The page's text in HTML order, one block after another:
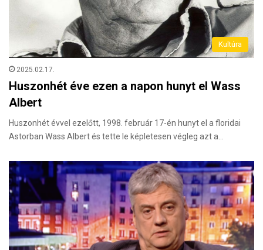
Kultúra
2025.02.17.
Huszonhét éve ezen a napon hunyt el Wass
Albert
Huszonhét évvel ezelőtt, 1998. február 17-én hunyt el a floridai
Astorban Wass Albert és tette le képletesen végleg azt a…